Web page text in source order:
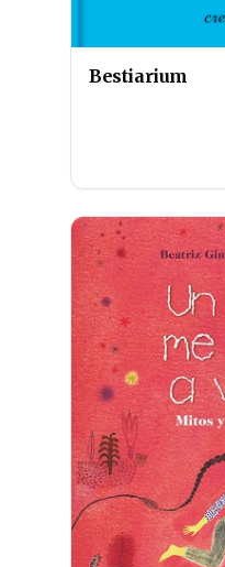
Bestiarium